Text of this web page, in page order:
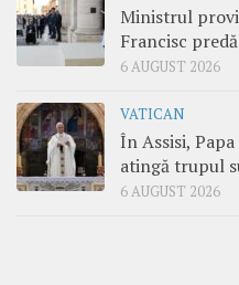
Ministrul
Francisc
6 AUGUST 2026
VATICAN
În Assisi,
atingă trupul
6 AUGUST 2026